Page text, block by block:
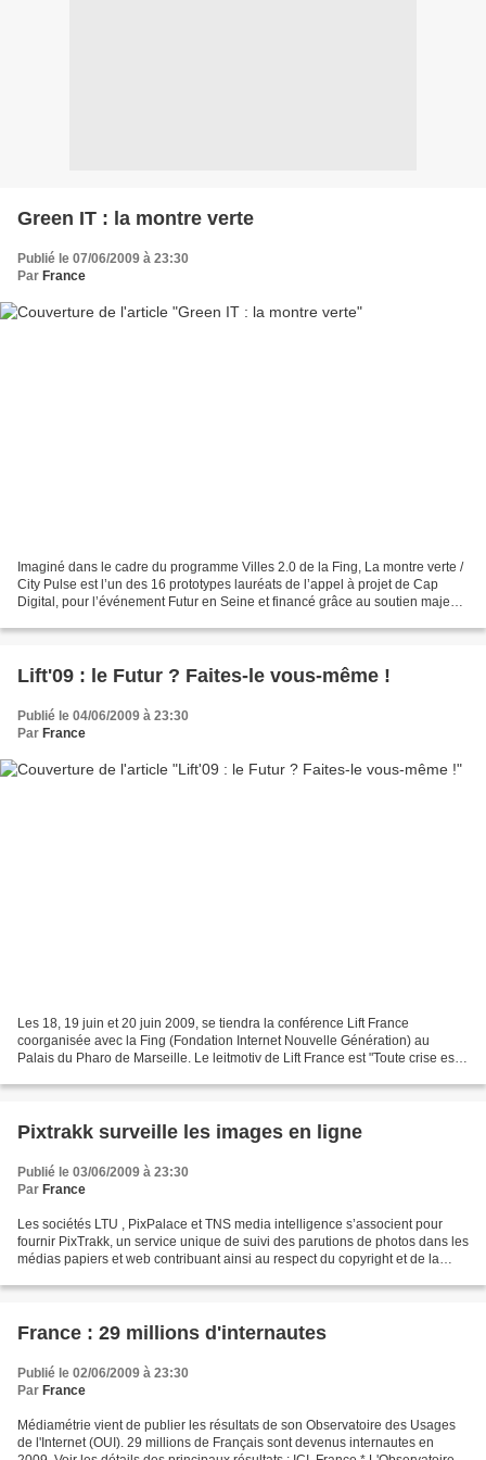
Green IT : la montre verte
Publié le 07/06/2009 à 23:30
Par France
Imaginé dans le cadre du programme Villes 2.0 de la Fing, La montre verte /
City Pulse est l’un des 16 prototypes lauréats de l’appel à projet de Cap
Digital, pour l’événement Futur en Seine et financé grâce au soutien majeur
Lift'09 : le Futur ? Faites-le vous-même !
Publié le 04/06/2009 à 23:30
Par France
Les 18, 19 juin et 20 juin 2009, se tiendra la conférence Lift France
coorganisée avec la Fing (Fondation Internet Nouvelle Génération) au
Palais du Pharo de Marseille. Le leitmotiv de Lift France est "Toute crise est
Pixtrakk surveille les images en ligne
Publié le 03/06/2009 à 23:30
Par France
Les sociétés LTU , PixPalace et TNS media intelligence s’associent pour
fournir PixTrakk, un service unique de suivi des parutions de photos dans les
médias papiers et web contribuant ainsi au respect du copyright et de la
France : 29 millions d'internautes
Publié le 02/06/2009 à 23:30
Par France
Médiamétrie vient de publier les résultats de son Observatoire des Usages
de l'Internet (OUI). 29 millions de Français sont devenus internautes en